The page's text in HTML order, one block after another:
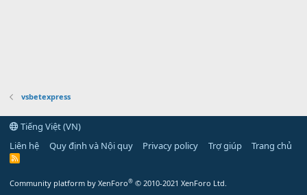
vsbetexpress
Tiếng Việt (VN)
Liên hệ
Quy định và Nội quy Privacy policy Trợ giúp Trang chủ
R
Community platform by XenForo® © 2010-2021 XenForo Ltd.